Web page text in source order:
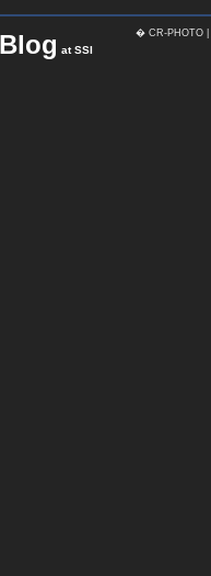
Blog at SSI
� CR-PHOTO |